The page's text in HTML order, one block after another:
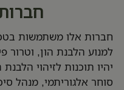
חברות אלו משתמשות
למנוע הלבנת הון, וטרור
יהיו תוכנות לזיהוי הלבנת
סוחר אלגוריתמי, מנהל